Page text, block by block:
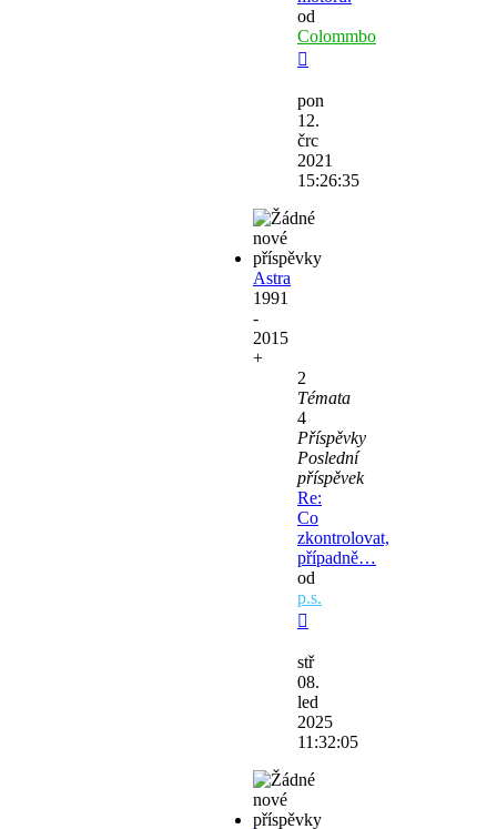
od
Colommbo
poslední
příspěvek
pon
12.
črc
2021
15:26:35
Astra
1991
-
2015
+
2
Témata
4
Příspěvky
Poslední
příspěvek
Re:
Co
zkontrolovat,
případně…
od
p.s.
poslední
příspěvek
stř
08.
led
2025
11:32:05